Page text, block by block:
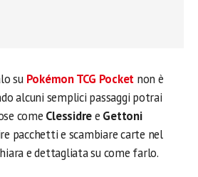
su Pokémon TCG Pocket non è
alcuni semplici passaggi potrai
come Clessidree Gettoni
pacchetti e scambiare carte nel
e dettagliata su come farlo.